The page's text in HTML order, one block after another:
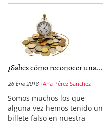
¿Sabes cómo reconocer una...
26 Ene 2018 Ana Pérez Sanchez
Somos muchos los que
alguna vez hemos tenido un
billete falso en nuestra